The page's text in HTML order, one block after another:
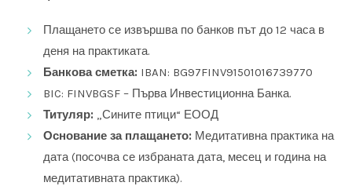
Плащането се извършва по банков път до 12 часа в
деня на практиката.
Банкова сметка: IBAN: BG97FINV91501016739770
BIC: FINVBGSF – Първа Инвестиционна Банка.
Титуляр: „Сините птици“ ЕООД
Основание за плащането: Медитативна практика на
дата (посочва се избраната дата, месец и година на
медитативната практика).